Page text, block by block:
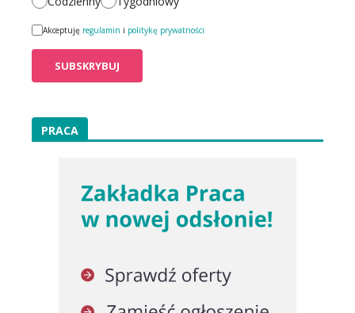
Akceptuję regulamin i politykę prywatności
PRACA